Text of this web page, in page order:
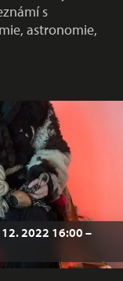
s
astronomie,
2022 16:00 –